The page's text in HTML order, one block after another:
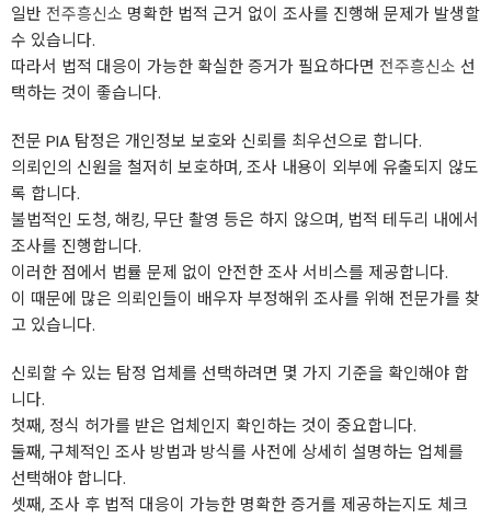
일반 전주흥신소 명확한 법적 근거 없이 조사를 진행해 문제가 발생할
수 있습니다.
따라서 법적 대응이 가능한 확실한 증거가 필요하다면 전주흥신소 선
택하는 것이 좋습니다.
전문 PIA 탐정은 개인정보 보호와 신뢰를 최우선으로 합니다.
의뢰인의 신원을 철저히 보호하며, 조사 내용이 외부에 유출되지 않도
록 합니다.
불법적인 도청, 해킹, 무단 촬영 등은 하지 않으며, 법적 테두리 내에서
조사를 진행합니다.
이러한 점에서 법률 문제 없이 안전한 조사 서비스를 제공합니다.
이 때문에 많은 의뢰인들이 배우자 부정해위 조사를 위해 전문가를 찾
고 있습니다.
신뢰할 수 있는 탐정 업체를 선택하려면 몇 가지 기준을 확인해야 합
니다.
첫째, 정식 허가를 받은 업체인지 확인하는 것이 중요합니다.
둘째, 구체적인 조사 방법과 방식를 사전에 상세히 설명하는 업체를
선택해야 합니다.
셋째, 조사 후 법적 대응이 가능한 명확한 증거를 제공하는지도 체크